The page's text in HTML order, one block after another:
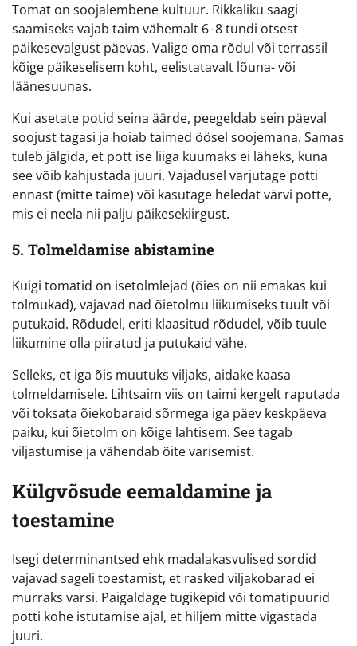
Tomat on soojalembene kultuur. Rikkaliku saagi
saamiseks vajab taim vähemalt 6–8 tundi otsest
päikesevalgust päevas. Valige oma rõdul või terrassil
kõige päikeselisem koht, eelistatavalt lõuna- või
läänesuunas.
Kui asetate potid seina äärde, peegeldab sein päeval
soojust tagasi ja hoiab taimed öösel soojemana. Samas
tuleb jälgida, et pott ise liiga kuumaks ei läheks, kuna
see võib kahjustada juuri. Vajadusel varjutage potti
ennast (mitte taime) või kasutage heledat värvi potte,
mis ei neela nii palju päikesekiirgust.
5. Tolmeldamise abistamine
Kuigi tomatid on isetolmlejad (õies on nii emakas kui
tolmukad), vajavad nad õietolmu liikumiseks tuult või
putukaid. Rõdudel, eriti klaasitud rõdudel, võib tuule
liikumine olla piiratud ja putukaid vähe.
Selleks, et iga õis muutuks viljaks, aidake kaasa
tolmeldamisele. Lihtsaim viis on taimi kergelt raputada
või toksata õiekobaraid sõrmega iga päev keskpäeva
paiku, kui õietolm on kõige lahtisem. See tagab
viljastumise ja vähendab õite varisemist.
Külgvõsude eemaldamine ja
toestamine
Isegi determinantsed ehk madalakasvulised sordid
vajavad sageli toestamist, et rasked viljakobarad ei
murraks varsi. Paigaldage tugikepid või tomatipuurid
potti kohe istutamise ajal, et hiljem mitte vigastada
juuri.